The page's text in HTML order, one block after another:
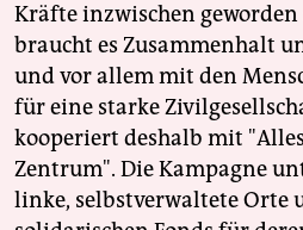
Kräfte inzwischen geworden
braucht es Zusammenhalt
und vor allem mit den
für eine starke
kooperiert deshalb mit
Zentrum". Die Kampagne
linke, selbstverwaltete Orte